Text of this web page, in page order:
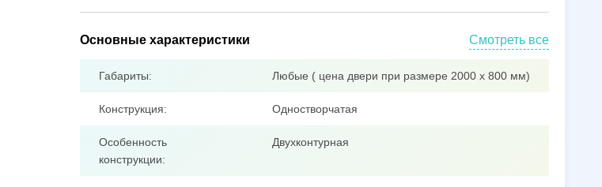
Основные характеристики Смотреть все
Габариты: Любые ( цена двери при размере 2000 х 800 мм)
Конструкция: Одностворчатая
Особенность
конструкции:
Двухконтурная